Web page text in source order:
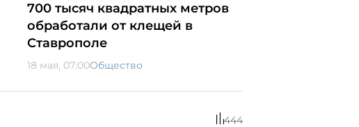
700 тысяч квадратных метров
обработали от клещей в
Ставрополе
18 мая, 07:00Общество
444